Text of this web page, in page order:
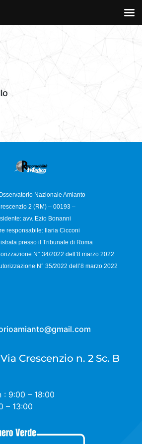
Nazionale Amianto
2 (RM) – 00193 –
avv. Ezio Bonanni
responsabile:
Ilaria Cicconi
presso il Tribunale di Roma
N°34/2022 dell’8 marzo 2022
N° 35/2022 dell’8 marzo 2022
Crescenzio n. 2 Sc. B
: 9:00 – 18:00
– 13:00